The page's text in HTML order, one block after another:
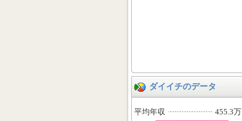
ダイイチのデータ
平均年収 455.3万